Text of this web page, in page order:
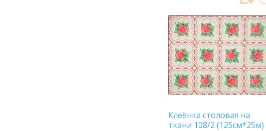
ИЗБРАННОЕ
Клеёнка столовая на
ткани 108/2 (125см*25м)